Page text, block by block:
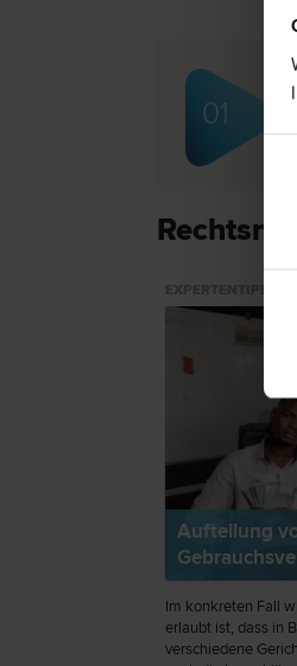
01
Aufteilung
Im konkreten Fall
erlaubt ist, dass in
verschiedene